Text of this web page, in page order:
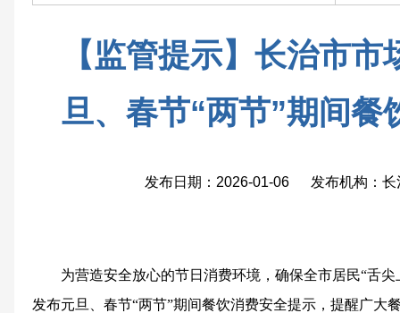
【监管提示】长治市
旦、春节“两节”期间餐
发布日期：2026-01-06 发布机构：长
为营造安全放心的节日消费环境，确保全市居民“舌
发布元旦、春节“两节”期间餐饮消费安全提示，提醒广大